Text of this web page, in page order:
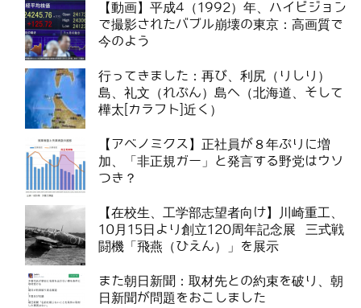
【動画】平成4（1992）年、ハイビジョン
で撮影されたバブル崩壊の東京：高画質で
今のよう
行ってきました：再び、利尻（りしり）
島、礼文（れぶん）島へ（北海道、そして
樺太[カラフト]近く）
【アベノミクス】正社員が８年ぶりに増
加、「非正規ガー」と発言する野党はウソ
つき？
【在校生、工学部志望者向け】川崎重工、
10月15日より創立120周年記念展 三式戦
闘機「飛燕（ひえん）」を展示
また朝日新聞：取材先との約束を破り、朝
日新聞が問題をおこしました